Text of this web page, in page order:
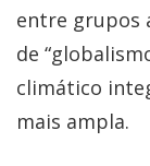
entre grupos
de
climático
mais ampla.